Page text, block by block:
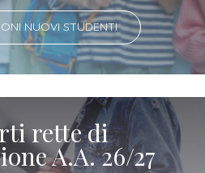
NUOVI STUDENTI
rette di
A.A. 26/27